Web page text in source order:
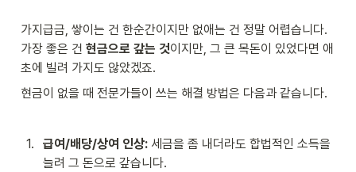
가지급금, 쌓이는 건 한순간이지만 없애는 건 정말 어렵습니다.
가장 좋은 건 현금으로 갚는 것이지만, 그 큰 목돈이 있었다면 애
초에 빌려 가지도 않았겠죠.
현금이 없을 때 전문가들이 쓰는 해결 방법은 다음과 같습니다.
1. 급여/배당/상여 인상: 세금을 좀 내더라도 합법적인 소득을
늘려 그 돈으로 갚습니다.